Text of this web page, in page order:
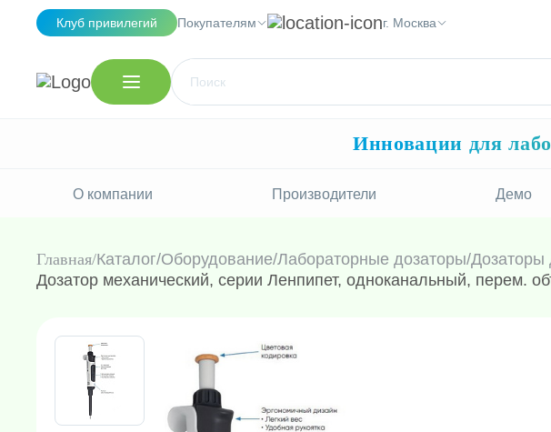
Клуб привилегий Покупателям г. Москва
Инновации для
О компании Производители Демо
Главная Каталог/Оборудование/Лабораторные дозаторы/Дозаторы
Дозатор механический, серии Ленпипет, одноканальный, перем.